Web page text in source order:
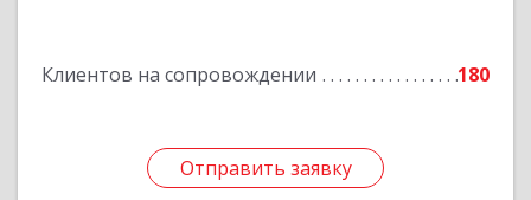
Клиентов на сопровождении 180
Отправить заявку
Отправить заявку